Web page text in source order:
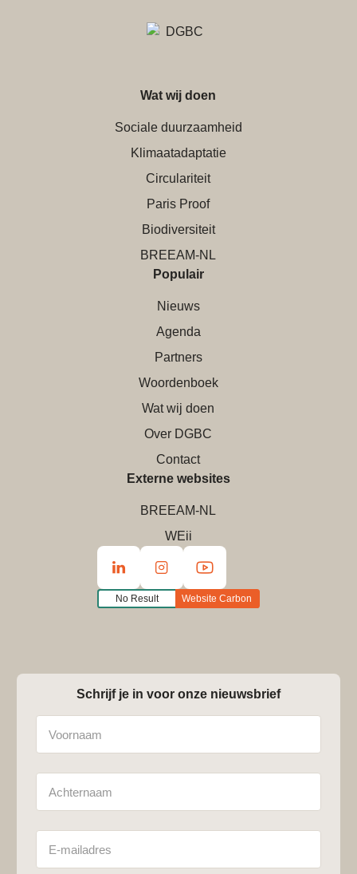
Wat wij doen
Sociale duurzaamheid
Klimaatadaptatie
Circulariteit
Paris Proof
Biodiversiteit
BREEAM-NL
Populair
Nieuws
Agenda
Partners
Woordenboek
Wat wij doen
Over DGBC
Contact
Externe websites
BREEAM-NL
WEii
No Result Website Carbon
Schrijf je in voor onze nieuwsbrief
mailadres